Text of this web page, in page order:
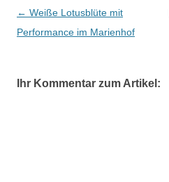
Beitragsnavigation
← Weiße Lotusblüte mit
Performance im Marienhof
Ihr Kommentar zum Artikel: